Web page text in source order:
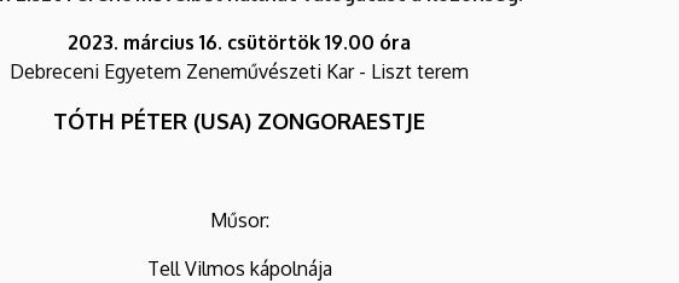
2023. március 16. csütörtök 19.00 óra
Debreceni Egyetem Zeneművészeti Kar - Liszt terem
TÓTH PÉTER (USA) ZONGORAESTJE
Műsor:
Tell Vilmos kápolnája